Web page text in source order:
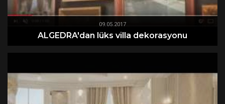
09.05.2017
ALGEDRA'dan lüks villa dekorasyonu